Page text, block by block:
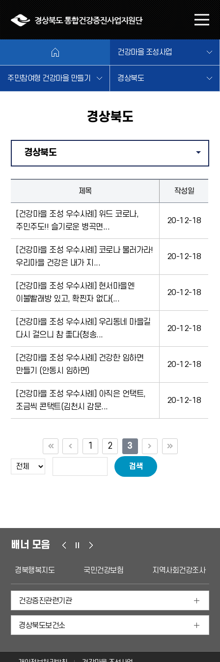
메
뉴
기
건강마을 조성사업
주민참여형 건강마을 만들기 경상북도
경상북도
경상북도
제목 작성일
[건강마을 조성 우수사례] 위드 코로나,
주민주도!! 슬기로운 병곡면...
20-12-18
[건강마을 조성 우수사례] 코로나 물러가라!
우리마을 건강은 내가 지...
20-12-18
[건강마을 조성 우수사례] 현서마을엔
이불빨래방 있고, 확찐자 없다(...
20-12-18
[건강마을 조성 우수사례] 우리동네 마을길
다시 걸으니 참 좋다(청송...
20-12-18
[건강마을 조성 우수사례] 건강한 임하면
만들기 (안동시 임하면)
20-12-18
[건강마을 조성 우수사례] 아직은 언택트,
조금씩 콘택트(김천시 감문...
20-12-18
1 2 3
검색
배너 모음
경북행복지도 국민건강보험 지역사회건강조사
건강증진관련기관
경상북도보건소